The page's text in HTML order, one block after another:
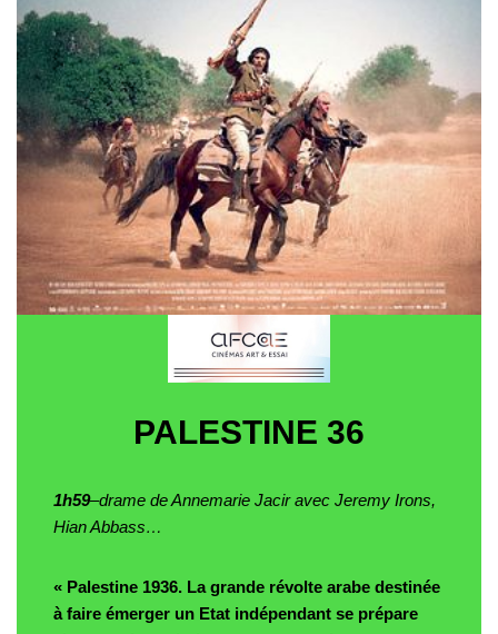
PALESTINE 36
1h59–drame de Annemarie Jacir avec Jeremy Irons,
Hian Abbass…
« Palestine 1936. La grande révolte arabe destinée
à faire émerger un Etat indépendant se prépare